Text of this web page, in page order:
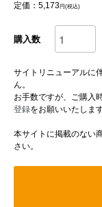
定価：5,173円(税込)
購入数
サイトリニューアルに
ん。
お手数ですが、ご購入
登録をお願いいたします
本サイトに掲載のない
さい。